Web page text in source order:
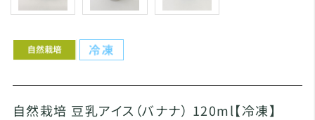
自然栽培 豆乳アイス（バナナ） 120ml【冷凍】